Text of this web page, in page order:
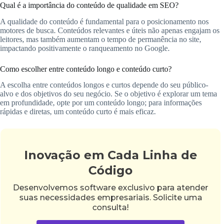
Qual é a importância do conteúdo de qualidade em SEO?
A qualidade do conteúdo é fundamental para o posicionamento nos
motores de busca. Conteúdos relevantes e úteis não apenas engajam os
leitores, mas também aumentam o tempo de permanência no site,
impactando positivamente o ranqueamento no Google.
Como escolher entre conteúdo longo e conteúdo curto?
A escolha entre conteúdos longos e curtos depende do seu público-
alvo e dos objetivos do seu negócio. Se o objetivo é explorar um tema
em profundidade, opte por um conteúdo longo; para informações
rápidas e diretas, um conteúdo curto é mais eficaz.
Inovação em Cada Linha de
Código
Desenvolvemos software exclusivo para atender
suas necessidades empresariais. Solicite uma
consulta!